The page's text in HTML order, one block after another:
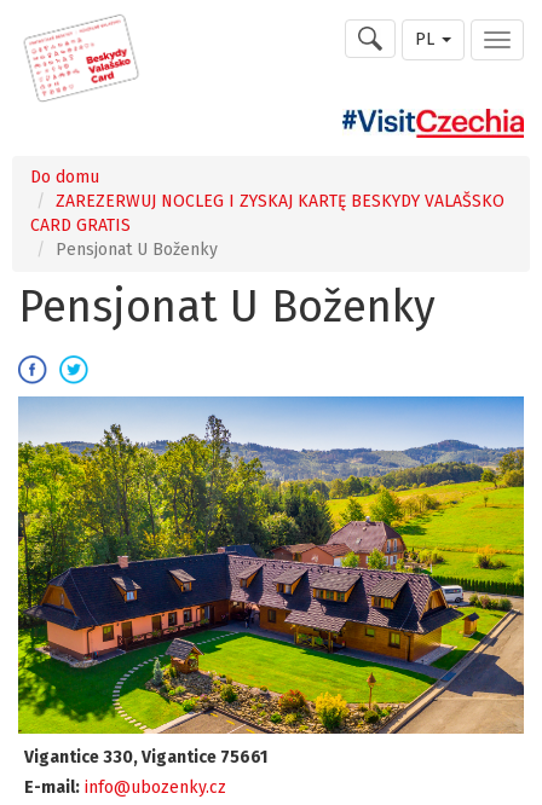
PL
Do domu
ZAREZERWUJ NOCLEG I ZYSKAJ KARTĘ BESKYDY VALAŠSKO
CARD GRATIS
Pensjonat U Boženky
Pensjonat U Boženky
Vigantice 330, Vigantice 75661
E-mail: info@ubozenky.cz